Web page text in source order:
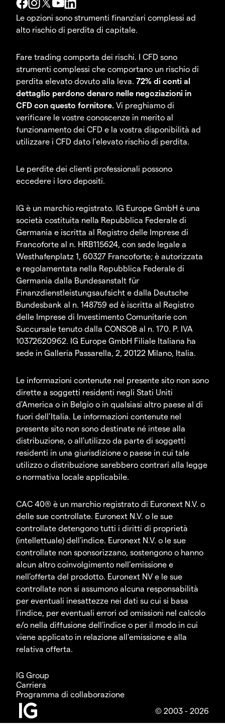
Le opzioni sono strumenti finanziari complessi ad
alto rischio di perdita di capitale.
Fare trading comporta dei rischi. I CFD sono
strumenti complessi che comportano un rischio di
perdita elevato dovuto alla leva. 72% di conti al
dettaglio perdono denaro nelle negoziazioni in
CFD con questo fornitore. Vi preghiamo di
verificare le vostre conoscenze in merito al
funzionamento dei CFD e la vostra disponibilità ad
utilizzare i CFD dato l’elevato rischio di perdita.
Le perdite dei clienti professionali possono
eccedere i loro depositi.
IG è un marchio registrato. IG Europe GmbH è una
società costituita nella Repubblica Federale di
Germania e iscritta al Registro delle Imprese di
Francoforte al n. HRB115624, con sede legale a
Westhafenplatz 1, 60327 Francoforte; è autorizzata
e regolamentata nella Repubblica Federale di
Germania dalla Bundesanstalt für
Finanzdienstleistungsaufsicht e dalla Deutsche
Bundesbank al n. 148759 ed è iscritta al Registro
delle Imprese di Investimento Comunitarie con
Succursale tenuto dalla CONSOB al n. 170. P. IVA
10372620962. IG Europe GmbH Filiale Italiana ha
sede in Galleria Passarella, 2, 20122 Milano, Italia.
Le informazioni contenute nel presente sito non sono
dirette a soggetti residenti negli Stati Uniti
d'America o in Belgio o in qualsiasi altro paese al di
fuori dell’Italia. Le informazioni contenute nel
presente sito non sono destinate né intese alla
distribuzione, o all'utilizzo da parte di soggetti
residenti in una giurisdizione o paese in cui tale
utilizzo o distribuzione sarebbero contrari alla legge
o normativa locale applicabile.
CAC 40® è un marchio registrato di Euronext N.V. o
delle sue controllate. Euronext N.V. o le sue
controllate detengono tutti i diritti di proprietà
(intellettuale) dell'indice. Euronext N.V. o le sue
controllate non sponsorizzano, sostengono o hanno
alcun altro coinvolgimento nell'emissione e
nell'offerta del prodotto. Euronext NV e le sue
controllate non si assumono alcuna responsabilità
per eventuali inesattezze nei dati su cui si basa
l'indice, per eventuali errori od omissioni nel calcolo
e/o nella diffusione dell'indice o per il modo in cui
viene applicato in relazione all'emissione e alla
relativa offerta.
IG Group
Carriera
Programma di collaborazione
© 2003 - 2026